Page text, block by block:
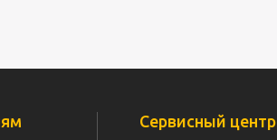
Сервисный центр